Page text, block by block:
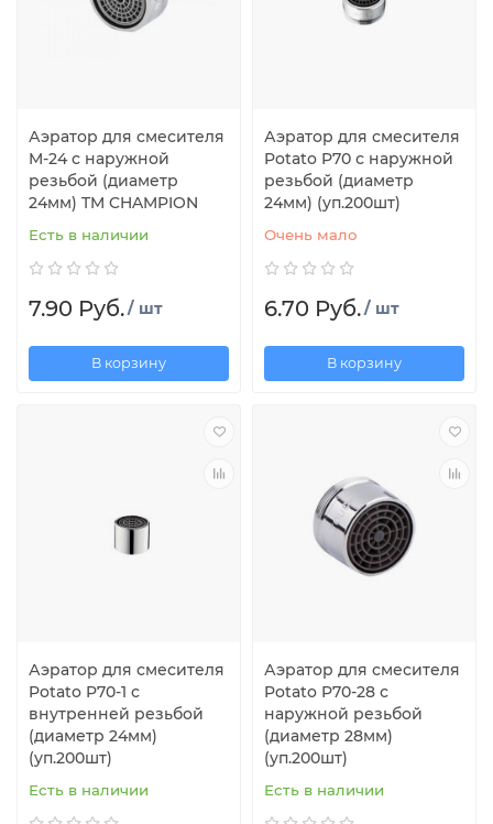
Аэратор для смесителя
M-24 с наружной
резьбой (диаметр
24мм) TM CHAMPION
Есть в наличии
7.90 Руб./ шт
В корзину
Аэратор для смесителя
Potato P70 с наружной
резьбой (диаметр
24мм) (уп.200шт)
Очень мало
6.70 Руб./ шт
В корзину
Аэратор для смесителя
Potato P70-1 с
внутренней резьбой
(диаметр 24мм)
(уп.200шт)
Есть в наличии
Аэратор для смесителя
Potato P70-28 с
наружной резьбой
(диаметр 28мм)
(уп.200шт)
Есть в наличии